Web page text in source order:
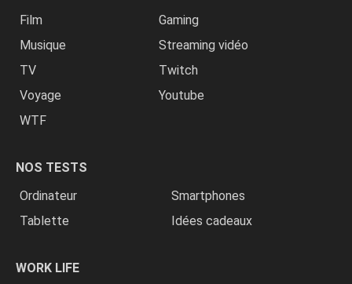
Film
Gaming
Musique
Streaming vidéo
TV
Twitch
Voyage
Youtube
WTF
NOS TESTS
Ordinateur
Smartphones
Tablette
Idées cadeaux
WORK LIFE